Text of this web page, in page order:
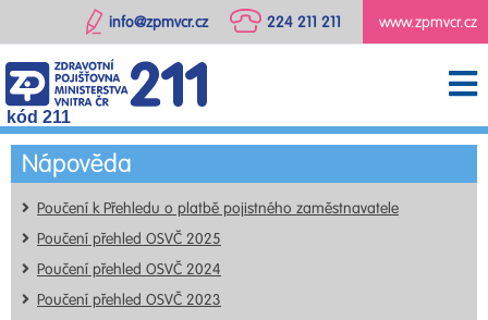
www.zpmvcr.cz
224 211 211
info@zpmvcr.cz
kód 211
Nápověda
Poučení k Přehledu o platbě pojistného zaměstnavatele
Poučení přehled OSVČ 2025
Poučení přehled OSVČ 2024
Poučení přehled OSVČ 2023